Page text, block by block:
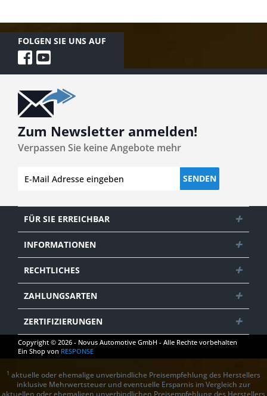
FOLGEN SIE UNS AUF
Zum Newsletter anmelden!
Verpassen Sie keine Angebote mehr
SENDEN
FÜR SIE ERREICHBAR
INFORMATIONEN
RECHTLICHES
ZAHLUNGSARTEN
ZERTIFIZIERUNGEN
Copyright © 2026 - Novus Automotive GmbH - Alle Rechte vorbehalten
Ein Shop von RESPONSE
1 aktuelle oder ehemalige unverbindliche Preisempfehlung des Herstellers
inklusive Mehrwertsteuer und eventuelle Ersparnis im Vergleich zur
aktuellen oder ehemaligen unverbindlichen Preisempfehlung des Herstellers